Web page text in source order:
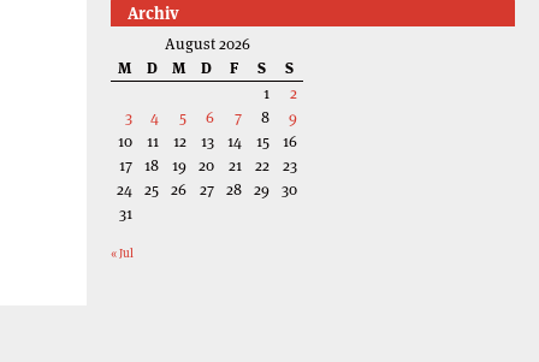
Archiv
August 2026
M
D M D F S
S
1
2
3
4 5 6 7 8
9
10
11 12 13 14 15
16
17 18 19 20 21 22
23
24 25 26 27 28 29 30
31
« Jul